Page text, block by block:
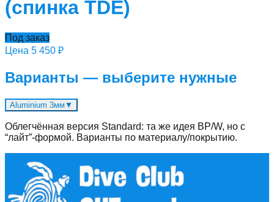
(спинка TDE)
Под заказ
Цена 5 450 ₽
Варианты — выберите нужные
Aluminium 3мм ▼
Облегчённая версия Standard: та же идея BP/W, но с
“лайт”-формой. Варианты по материалу/покрытию.